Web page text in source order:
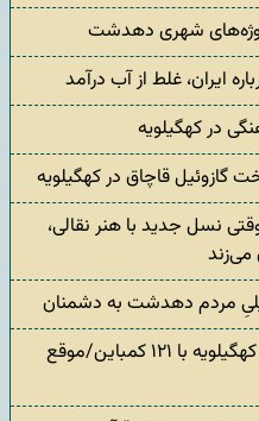
شهری دهدشت
ایران، غلط از آب درآمد
نسل جدید با هنر نقالی،
می‌زند
مردم دهدشت به دشمنان
آغاز برداشت گندم در کهگیلویه با ۱۲۱ کمباین/موقع